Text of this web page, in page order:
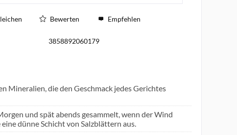
Bewerten Empfehlen
3858892060179
Mineralien, die den Geschmack jedes Gerichtes
und spät abends gesammelt, wenn der Wind
dünne Schicht von Salzblättern aus.